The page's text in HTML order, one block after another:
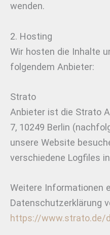
wenden.
2. Hosting
Wir hosten die Inhalte
folgendem Anbieter:
Strato
Anbieter ist die Strato
7, 10249 Berlin
unsere Website
verschiedene Logfiles
Weitere Informationen
Datenschutzerklärung
https://www.strato.de/